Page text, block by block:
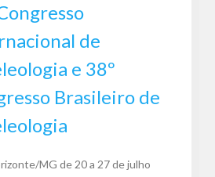
de
e 38º
Brasileiro de
MG de 20 a 27 de julho